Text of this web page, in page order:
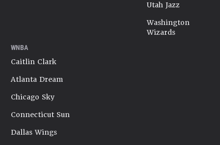
Utah Jazz
Washington
Wizards
WNBA
Caitlin Clark
Atlanta Dream
Chicago Sky
Connecticut Sun
Dallas Wings